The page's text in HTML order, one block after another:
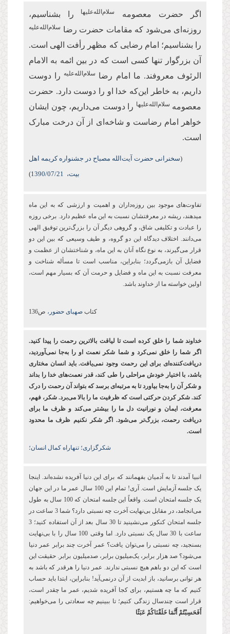
اگر حضرت معصومه سلام‌الله‌علیها را بشناسیم،
روزنه‌ای می‌شود که مقامات حضرت رضا سلام‌الله‌علیه
را بشناسیم؛ امام رضایی که مظهر رأفت الهی است.
آن بزرگوار تنها کسی است که در بین ائمه به الامام
الرئوف معروفند. ما امام رضا سلام‌الله‌علیه را دوست
داریم، به خاطر این‌که خدا او را دوست دارد. حضرت
معصومه سلام‌الله‌علیها را دوست می‌داریم، چون ایشان
خواهر امام رضاست و شاخه‌ای از آن درخت مبارک
است.
(سخنرانی حضرت آیت‌الله مصباح در جشنواره کریمه اهل
بیت،
1390/07/21
)
تفاوت‌های موجود بین روزه‌‏داران و اهمیت و ارزشی كه به این ماه
می‏دهند، ریشه در معرفتشان نسبت به این ماه عظیم دارد. برخی روزه
را عبادت و تكلیفی شاق، و گروهی دیگر آن را بزرگ‌ترین توفیق الهی
می‌دانند. اختلاف دیدگاه این دو گروه، و طیف وسیعی که بین این دو
قرار می‌گیرند، به نوع نگاه آنان به این ماه، و شناختشان از عظمت و
فضایل آن بازمی‌گردد؛ بنابراین، مناسب است تا مسأله شناخت و
معرفت نسبت به این ماه و فضایل و حرمت آن که بسیار مهم است،
اولین خواسته ما از خداوند باشد.
کتاب صهبای حضور، ص136
خداوند شما را خلق کرده ‌است تا لیاقت بالاترین رحمت را پیدا کنید.
اگر شما را خلق نمی‌کرد و شما شکر نعمت او را به‌جا نمی‌آوردید،
دریافت‌کننده‌ای برای این رحمت وجود نمی‌یافت. باید انسان مختاری
باشد، با اختیار خودش مراحلی را طی کند، قدر نعمت‌های خدا را بداند
و شکر آن را به‌جا بیاورد تا به مرتبه‌ای برسد که بتواند آن رحمت را درک
کند. شکر کردن حرکتی است که ظرفیت ما را بالا می‌برد. شکر، فهم،
معرفت، ایمان و نورانیت دل ما را بیشتر می‌کند و ظرف ما برای
دریافت رحمت، بزرگ‌تر می‌شود. اگر شکر نکنیم ظرف ما محدود
است.
شکرگزاری؛ تنهاراه کمال انسان؛
انبیا آمدند تا به آدمیان بفهمانند که برای این دنیا آفریده نشده‌اند. اینجا
یک جلسه آزمایش است. آری! تمام این 100 سال عمر ما در این جهان
یک جلسه امتحان است. واقعاً این جلسه امتحان که 100 سال به طول
می‌انجامد، در مقابل بی‌نهایت آخرت چه نسبتی دارد؟ شما 3 ساعت در
جلسه امتحان کنکور می‌نشینید تا 30 سال بعد از آن استفاده کنید؛ 3
ساعت با 30 سال یک نسبتی دارد. اما وقتی 100 سال را با بی‌نهایت
بسنجید، چه نسبتی را می‌توان یافت؟ عمر آخرت چند برابر عمر دنیا
می‌شود؟ صد هزار برابر، یک‌میلیون برابر، صدمیلیون برابر. حقیقت این
است که این دو باهم هیچ نسبتی ندارند. عمر دنیا را هرقدر که باشد به
هر توانی برسانید، باز ابدیت از آن درنمی‌آید! بنابراین، ابتدا باید حساب
کنیم که ما چه هستیم، برای کجا آفریده شدیم، عمر ما چقدر است،
قرار است چندسال زندگی کنیم؛ تا ببینیم چه سعادتی را می‌خواهیم:
أَفَحَسِبْتُمْ أَنَّمَا خَلَقْنَاكُمْ عَبَثًا